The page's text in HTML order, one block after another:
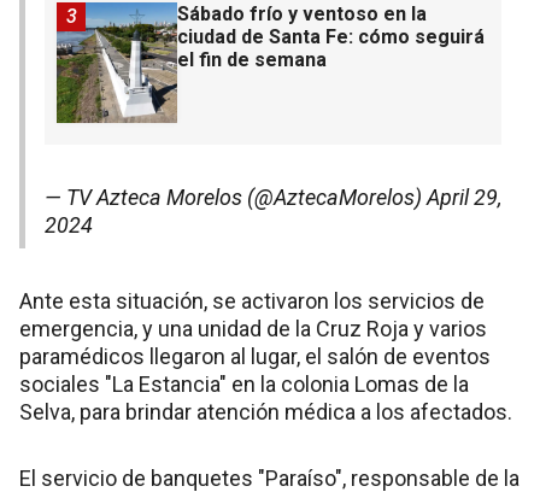
Sábado frío y ventoso en la
ciudad de Santa Fe: cómo seguirá
el fin de semana
3
— TV Azteca Morelos (@AztecaMorelos) April 29,
2024
Ante esta situación, se activaron los servicios de
emergencia, y una unidad de la Cruz Roja y varios
paramédicos llegaron al lugar, el salón de eventos
sociales "La Estancia" en la colonia Lomas de la
Selva, para brindar atención médica a los afectados.
El servicio de banquetes "Paraíso", responsable de la